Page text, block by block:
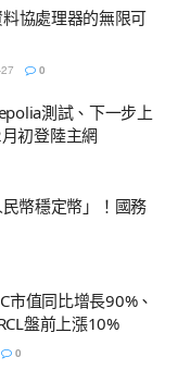
協處理器的無限可
0
測試、下一步上
初登陸主網
幣穩定幣」！國務
市值同比增長90%、
盤前上漲10%
0